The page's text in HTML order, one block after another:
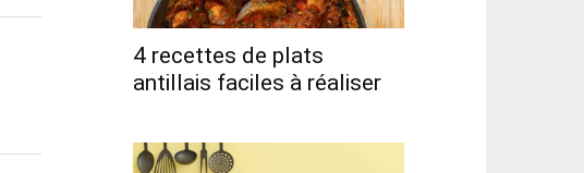
4 recettes de plats
antillais faciles à réaliser